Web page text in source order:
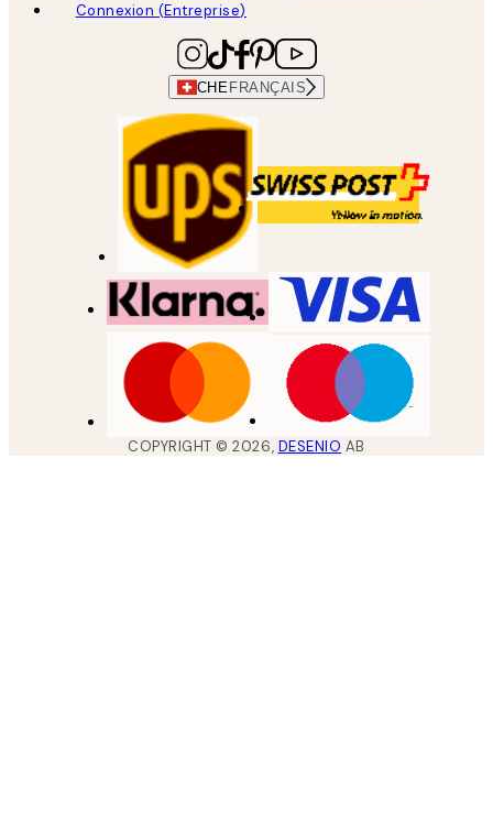
Connexion (Entreprise)
CHE FRANÇAIS
COPYRIGHT ©2026, DESENIO AB